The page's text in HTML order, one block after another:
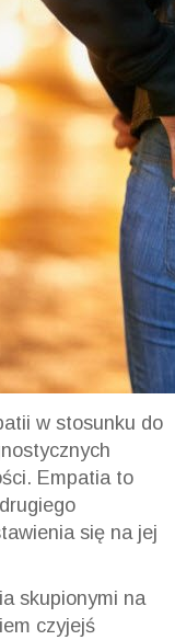
w stosunku do
Empatia to
się na jej
skupionymi na
czyjejś